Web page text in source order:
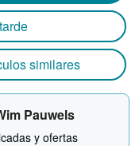
similares
Pauwels
y ofertas